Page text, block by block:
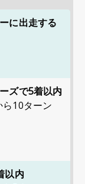
に出走する
ズで5着以内
10ターン
以内